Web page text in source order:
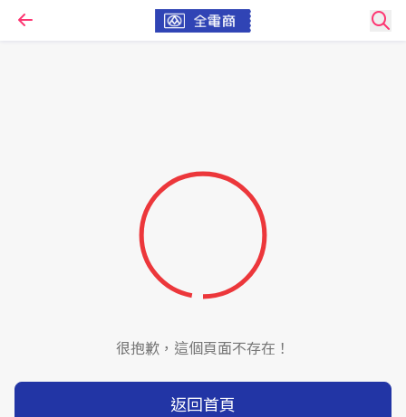
很抱歉，這個頁面不存在！
返回首頁